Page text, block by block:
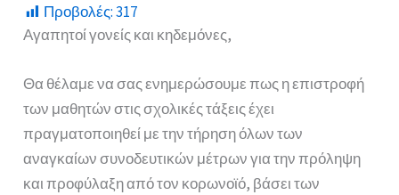
Προβολές:317
Αγαπητοί γονείς και κηδεμόνες,
Θα θέλαμε να σας ενημερώσουμε πως η επιστροφή
των μαθητών στις σχολικές τάξεις έχει
πραγματοποιηθεί με την τήρηση όλων των
αναγκαίων συνοδευτικών μέτρων για την πρόληψη
και προφύλαξη από τον κορωνοϊό, βάσει των